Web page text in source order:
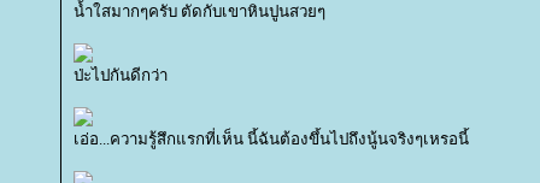
น้ำใสมากๆครับ ตัดกับเขาหินปูนสวยๆ
ป่ะไปกันดีกว่า
เอ่อ...ความรู้สึกแรกที่เห็น นี้ฉันต้องขึ้นไปถึงนู้นจริงๆเหรอนี้